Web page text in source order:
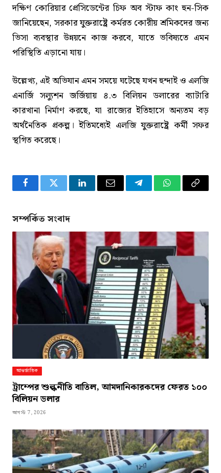
দক্ষিণ কোরিয়ার প্রেসিডেন্টের চিফ অব স্টাফ কাং হুন-সিক
জানিয়েছেন, সরকার যুক্তরাষ্ট্রে কর্মরত কোরীয় শ্রমিকদের জন্য
ভিসা ব্যবস্থার উন্নয়নে কাজ করবে, যাতে ভবিষ্যতে এমন
পরিস্থিতি এড়ানো যায়।
উল্লেখ্য, এই অভিযান এমন সময়ে ঘটেছে যখন হুন্দাই ও এলজি
এনার্জি সল্যুশন জর্জিয়ায় ৪.৩ বিলিয়ন ডলারের ব্যাটারি
কারখানা নির্মাণ করছে, যা রাজ্যের ইতিহাসে অন্যতম বড়
অর্থনৈতিক প্রকল্প। ইতিমধ্যেই এলজি যুক্তরাষ্ট্রে কর্মী সফর
স্থগিত করেছে।
FacebookTwitter LinkedInEmail TelegramWhatsApp
Copy
সম্পর্কিত সংবাদ
আন্তর্জাতিক
ট্রাম্পের শুল্কনীতি বাতিল, আমদানিকারকদের ফেরত ১০০
বিলিয়ন ডলার
আগস্ট 7, 2026